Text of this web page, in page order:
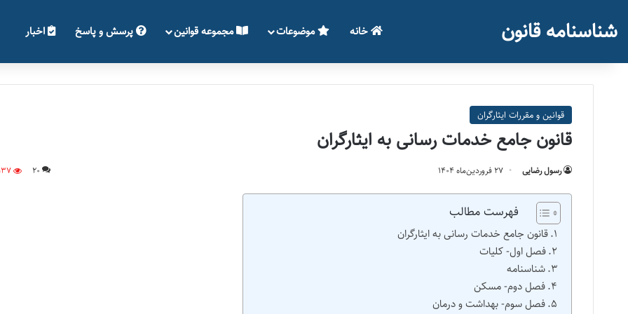
شناسنامه قانون خانه موضوعات مجموعه قوانین پرسش و پاسخ اخبار
قوانین و مقررات ایثارگران
قانون جامع خدمات رسانی به ایثارگران
رسول رضایی ۲۷ فروردین‌ماه ۱۴۰۴ 20
فهرست مطالب
قانون جامع خدمات رسانی به ایثارگران
فصل اول‌- کلیات
شناسنامه
فصل دوم‌- مسکن
فصل سوم‌- بهداشت و درمان